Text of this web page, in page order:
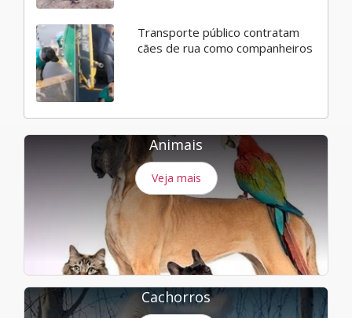
Transporte público contratam
cães de rua como companheiros
Animais
Veja mais
Cachorros